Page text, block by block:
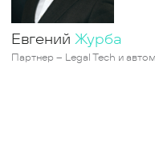
Евгений Журба
Партнер – Legal Tech и